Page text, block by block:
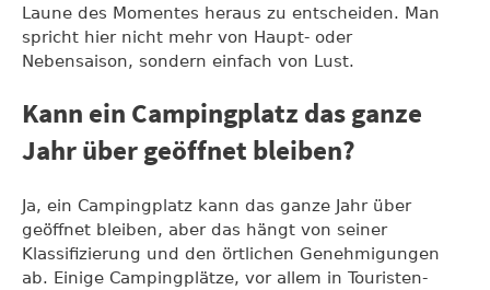
Laune des Momentes heraus zu entscheiden. Man
spricht hier nicht mehr von Haupt- oder
Nebensaison, sondern einfach von Lust.
Kann ein Campingplatz das ganze
Jahr über geöffnet bleiben?
Ja, ein Campingplatz kann das ganze Jahr über
geöffnet bleiben, aber das hängt von seiner
Klassifizierung und den örtlichen Genehmigungen
ab. Einige Campingplätze, vor allem in Touristen-